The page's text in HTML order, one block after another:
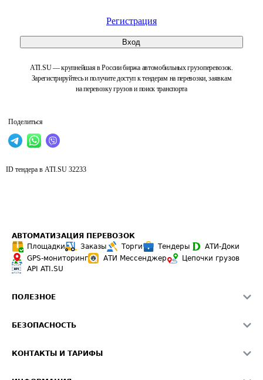
Регистрация
Вход
ATI.SU — крупнейшая в России биржа автомобильных грузоперевозок.
Зарегистрируйтесь и получите доступ к тендерам на перевозки, заявкам
на перевозку грузов и поиск транспорта
Поделиться
ID тендера в ATI.SU 32233
АВТОМАТИЗАЦИЯ ПЕРЕВОЗОК
Площадки
Заказы Торги Тендеры
АТИ-Доки
GPS-мониторинг
АТИ Мессенджер
Цепочки грузов
API ATI.SU
ПОЛЕЗНОЕ
Звезды ATI.SU на вашем сайте
БЕЗОПАСНОСТЬ
Светофор+
КОНТАКТЫ И ТАРИФЫ